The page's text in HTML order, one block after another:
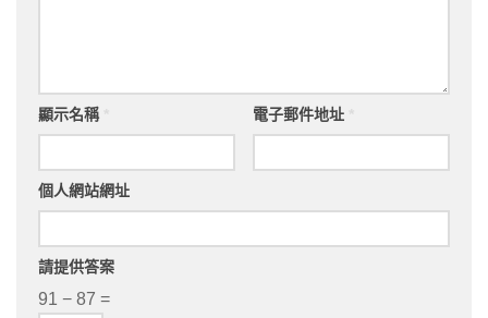
顯示名稱 電子郵件地址
個人網站網址
請提供答案
91 − 87 =